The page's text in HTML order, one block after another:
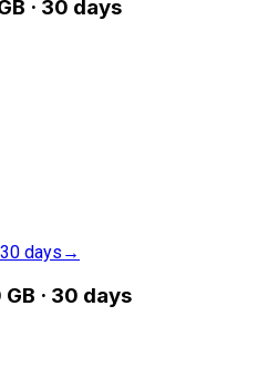
· 30 days
30 days →
GB · 30 days